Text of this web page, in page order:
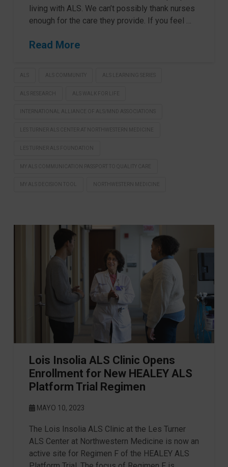
living with ALS. We can’t possibly thank nurses
enough for the care they provide. If you feel …
Read More
ALS ALS COMMUNITY ALS LEARNING SERIES
ALS RESEARCH ALS WALK FOR LIFE
INTERNATIONAL ALLIANCE OF ALS/MND ASSOCIATIONS
LES TURNER ALS CENTER AT NORTHWESTERN MEDICINE
LES TURNER ALS FOUNDATION
MY ALS COMMUNICATION PASSPORT TO QUALITY CARE
MY ALS DECISION TOOL NORTHWESTERN MEDICINE
Lois Insolia ALS Clinic Opens
Enrollment for New HEALEY ALS
Platform Trial Regimen
MAYO 10, 2023
The Lois Insolia ALS Clinic at the Les Turner
ALS Center at Northwestern Medicine is now an
active site for Regimen F of the HEALEY ALS